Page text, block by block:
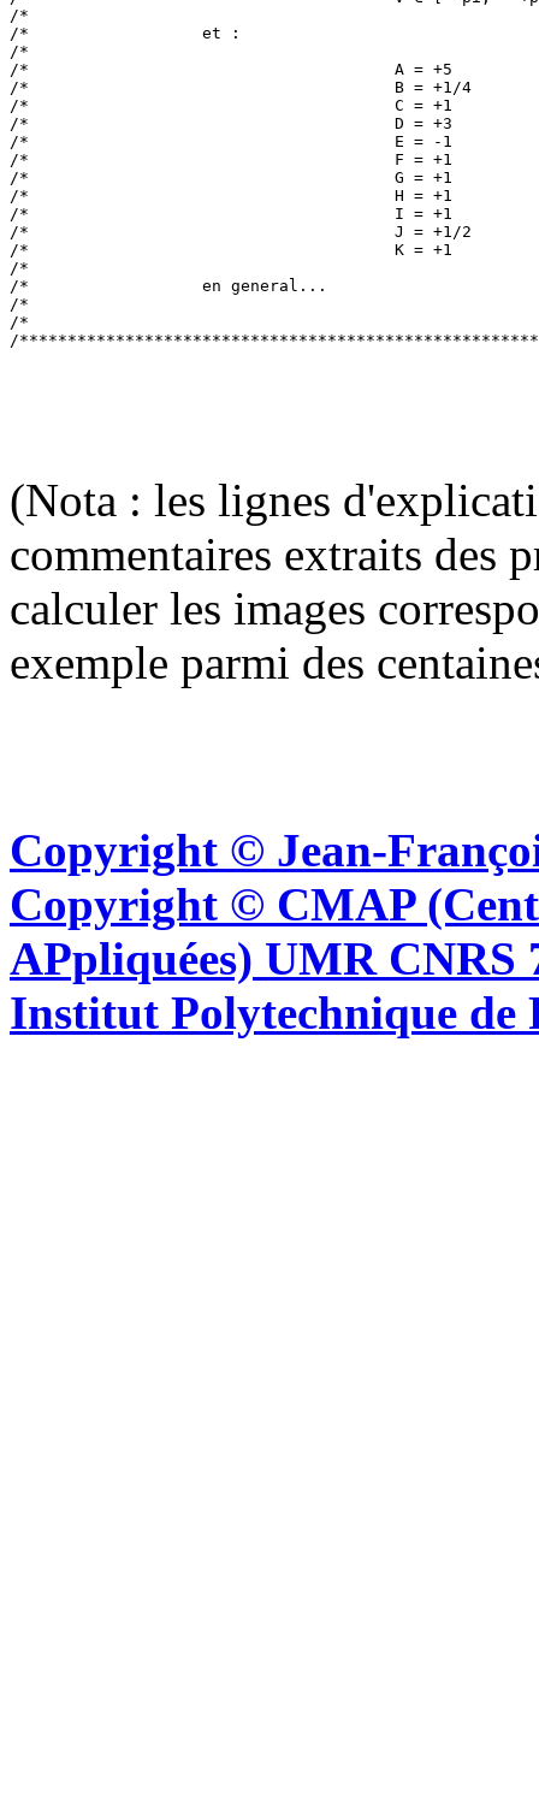
/*
/*                  et :
/*
/*                                      A = +5
/*                                      B = +1/4
/*                                      C = +1
/*                                      D = +3
/*                                      E = -1
/*                                      F = +1
/*                                      G = +1
/*                                      H = +1
/*                                      I = +1
/*                                      J = +1/2
/*                                      K = +1
/*
/*                  en general...
/*
/*
(Nota : les lignes
commentaires extraits des
calculer les images
exemple parmi des
Copyright © Jean-
Copyright © CMAP
APpliquées) UMR CNRS
Institut Polytechnique de